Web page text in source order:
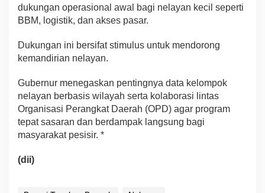
dukungan operasional awal bagi nelayan kecil seperti
BBM, logistik, dan akses pasar.
Dukungan ini bersifat stimulus untuk mendorong
kemandirian nelayan.
Gubernur menegaskan pentingnya data kelompok
nelayan berbasis wilayah serta kolaborasi lintas
Organisasi Perangkat Daerah (OPD) agar program
tepat sasaran dan berdampak langsung bagi
masyarakat pesisir. *
(dii)